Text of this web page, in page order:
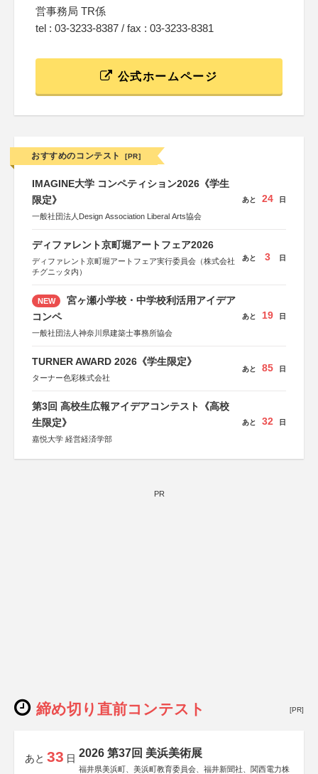
営事務局 TR係
tel : 03-3233-8387 / fax : 03-3233-8381
公式ホームページ
おすすめのコンテスト [PR]
IMAGINE大学 コンペティション2026《学生
限定》
一般社団法人Design Association Liberal Arts協会
あと 24 日
ディファレント京町堀アートフェア2026
ディファレント京町堀アートフェア実行委員会（株式会社
チグニッタ内）
あと 3 日
NEW
宮ヶ瀬小学校・中学校利活用アイデア
コンペ
一般社団法人神奈川県建築士事務所協会
あと 19 日
TURNER AWARD 2026《学生限定》
ターナー色彩株式会社
あと 85 日
第3回 高校生広報アイデアコンテスト《高校
生限定》
嘉悦大学 経営経済学部
あと 32 日
PR
締め切り直前コンテスト [PR]
あと 33 日 2026 第37回 美浜美術展
福井県美浜町、美浜町教育委員会、福井新聞社、関西電力株